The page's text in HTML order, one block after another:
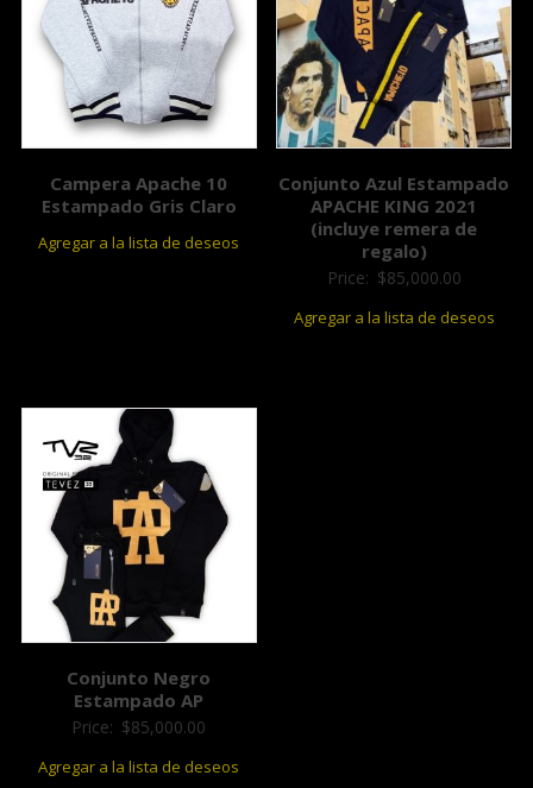
Campera Apache 10
Estampado Gris Claro
Agregar a la lista de deseos
Conjunto Azul Estampado
APACHE KING 2021
(incluye remera de
regalo)
Price: $85,000.00
Agregar a la lista de deseos
Conjunto Negro
Estampado AP
Price: $85,000.00
Agregar a la lista de deseos